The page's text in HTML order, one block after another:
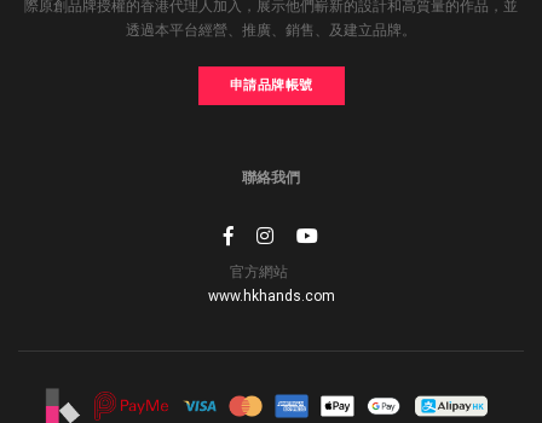
際原創品牌授權的香港代理人加入，展示他們嶄新的設計和高質量的作品，並
透過本平台經營、推廣、銷售、及建立品牌。
申請品牌帳號
聯絡我們
官方網站
www.hkhands.com